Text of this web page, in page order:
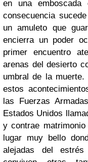
en una
consecuencia
un amuleto que
encierra un poder
primer encuentro
arenas del desierto
umbral de la
estos
las Fuerzas
Estados Unidos
y contrae
lugar muy bello
alejadas del